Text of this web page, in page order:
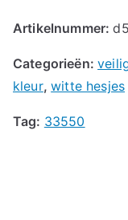
Artikelnummer:
Categorieën:
kleur,witte hesjes
Tag: 33550